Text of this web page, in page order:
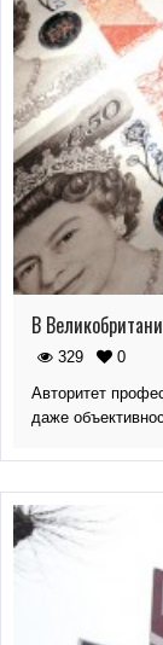
В
329
0
Авторитет
даже